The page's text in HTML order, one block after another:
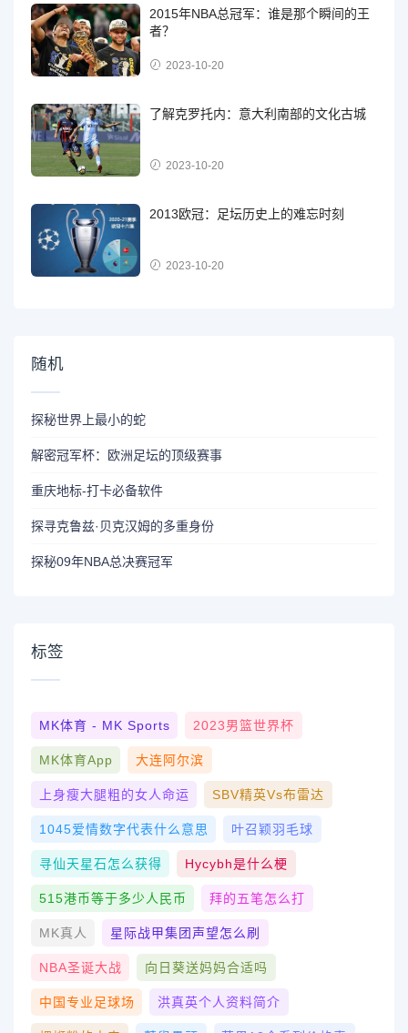
2015年NBA总冠军：谁是那个瞬间的王
者？
2023-10-20
了解克罗托内：意大利南部的文化古城
2023-10-20
2013欧冠：足坛历史上的难忘时刻
2023-10-20
随机
探秘世界上最小的蛇
解密冠军杯：欧洲足坛的顶级赛事
重庆地标-打卡必备软件
探寻克鲁兹·贝克汉姆的多重身份
探秘09年NBA总决赛冠军
标签
MK体育 - MK Sports 2023男篮世界杯
MK体育App 大连阿尔滨
上身瘦大腿粗的女人命运 SBV精英vs布雷达
1045爱情数字代表什么意思 叶召颖羽毛球
寻仙天星石怎么获得 Hycybh是什么梗
515港币等于多少人民币 拜的五笔怎么打
MK真人 星际战甲集团声望怎么刷
NBA圣诞大战 向日葵送妈妈合适吗
中国专业足球场 洪真英个人资料简介